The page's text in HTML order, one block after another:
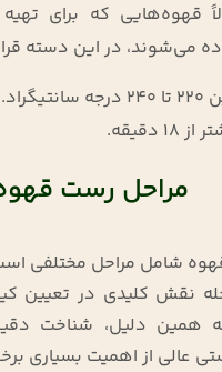
قهوه‌هایی که برای
می‌شوند، در این دسته
۱۸ دقیقه.
مراحل رست
شامل مراحل مختلفی
نقش کلیدی در تعیین
همین دلیل، شناخت
عالی از اهمیت بسیاری